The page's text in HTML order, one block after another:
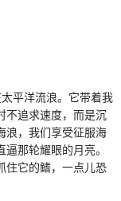
平洋流浪。它带着我
不追求速度，而是沉
浪，我们享受征服海
那轮耀眼的月亮。
住它的鳍，一点儿恐